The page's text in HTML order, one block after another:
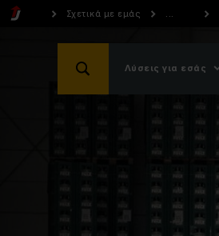
Σχετικά με εμάς ...
Λύσεις για εσάς